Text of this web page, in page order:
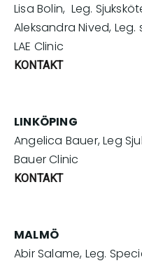
Lisa Bolin, Leg.
Aleksandra Nived, Leg.
LAE Clinic
KONTAKT
LINKÖPING
Angelica Bauer, Leg
Bauer Clinic
KONTAKT
MALMÖ
Abir Salame, Leg.